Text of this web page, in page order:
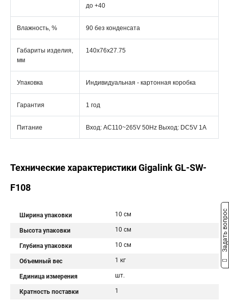
до +40
Влажность, % 90 без конденсата
Габариты изделия,
мм
140x76x27.75
Упаковка Индивидуальная - картонная коробка
Гарантия 1 год
Питание Вход: AC110~265V 50Hz Выход: DC5V 1A
Технические характеристики Gigalink GL-SW-
F108
Ширина упаковки 10 см
Высота упаковки 10 см
Глубина упаковки 10 см
Объемный вес 1 кг
Единица измерения шт.
Кратность поставки 1
Задать вопрос